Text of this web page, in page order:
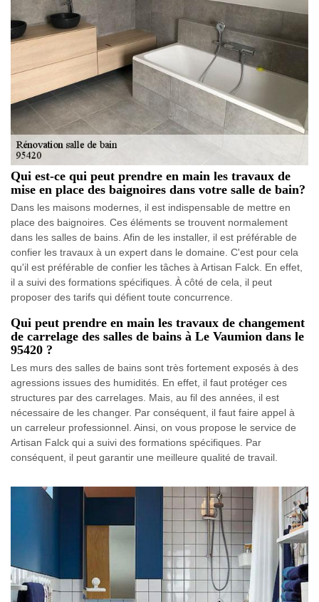
Qui est-ce qui peut prendre en main les travaux de
mise en place des baignoires dans votre salle de bain?
Dans les maisons modernes, il est indispensable de mettre en
place des baignoires. Ces éléments se trouvent normalement
dans les salles de bains. Afin de les installer, il est préférable de
confier les travaux à un expert dans le domaine. C'est pour cela
qu'il est préférable de confier les tâches à Artisan Falck. En effet,
il a suivi des formations spécifiques. À côté de cela, il peut
proposer des tarifs qui défient toute concurrence.
Qui peut prendre en main les travaux de changement
de carrelage des salles de bains à Le Vaumion dans le
95420 ?
Les murs des salles de bains sont très fortement exposés à des
agressions issues des humidités. En effet, il faut protéger ces
structures par des carrelages. Mais, au fil des années, il est
nécessaire de les changer. Par conséquent, il faut faire appel à
un carreleur professionnel. Ainsi, on vous propose le service de
Artisan Falck qui a suivi des formations spécifiques. Par
conséquent, il peut garantir une meilleure qualité de travail.